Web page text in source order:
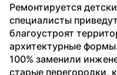
Ремонтируется
специалисты
благоустроят
архитектурные
100% заменили
старые перегородки,